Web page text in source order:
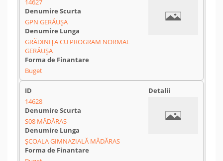
14627
GPN GERĂUȘA
GRĂDINIȚA CU PROGRAM NORMAL
GERĂUȘA
Buget
14628
S08 MĂDĂRAS
ȘCOALA GIMNAZIALĂ MĂDĂRAS